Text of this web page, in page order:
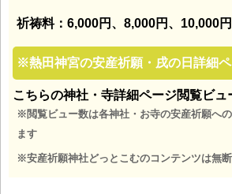
祈祷料：6,000円、8,000円、10,000
※熱田神宮の安産祈願・戌の日詳細
こちらの神社・寺詳細ページ閲覧ビュ
※閲覧ビュー数は各神社・お寺の安産祈願へ
ます
※安産祈願神社どっとこむのコンテンツは無